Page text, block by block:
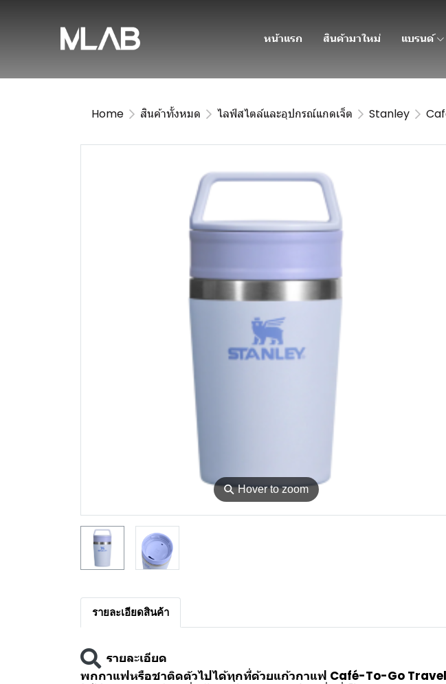
หน้าแรก สินค้ามาใหม่ แบรนด์
Home สินค้าทั้งหมด ไลฟ์สไตล์และอุปกรณ์แกดเจ็ต Stanley
⚲Hover to zoom
รายละเอียดสินค้า
รายละเอียด
พกกาแฟหรือชาติดตัวไปได้ทุกที่ด้วยแก้วกาแฟ Café-To-Go